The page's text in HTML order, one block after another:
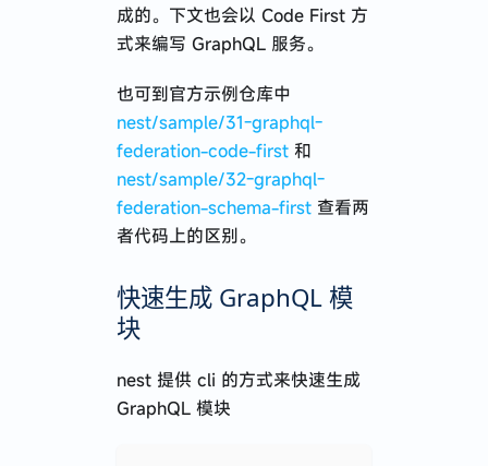
成的。下文也会以 Code First 方
式来编写 GraphQL 服务。
也可到官方示例仓库中
nest/sample/31-graphql-
federation-code-first和
nest/sample/32-graphql-
federation-schema-first查看两
者代码上的区别。
快速生成 GraphQL 模
块
nest 提供 cli 的方式来快速生成
GraphQL 模块